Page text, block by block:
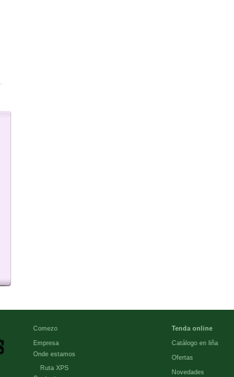
Comezo
Empresa
Onde estamos
Ruta XPS
Tenda online
Catálogo en liña
Ofertas
Novedades